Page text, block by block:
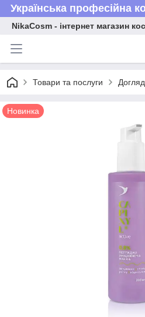
Українська професійна
NikaCosm - інтернет магазин
Товари та послуги
Новинка